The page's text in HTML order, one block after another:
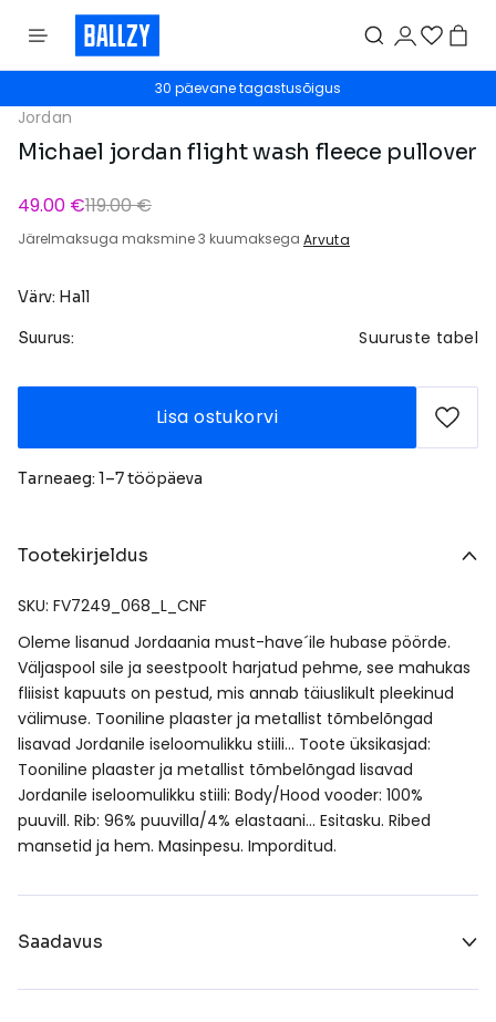
30 päevane tagastusõigus
Jordan
Michael jordan flight wash fleece pullover
49.00 €119.00 €
Järelmaksuga maksmine 3 kuumaksega Arvuta
Värv: Hall
Suurus: Suuruste tabel
Lisa ostukorvi
Tarneaeg: 1–7 tööpäeva
Tootekirjeldus
SKU: FV7249_068_L_CNF
Oleme lisanud Jordaania must-have´ile hubase pöörde.
Väljaspool sile ja seestpoolt harjatud pehme, see mahukas
fliisist kapuuts on pestud, mis annab täiuslikult pleekinud
välimuse. Tooniline plaaster ja metallist tõmbelõngad
lisavad Jordanile iseloomulikku stiili… Toote üksikasjad:
Tooniline plaaster ja metallist tõmbelõngad lisavad
Jordanile iseloomulikku stiili: Body/Hood vooder: 100%
puuvill. Rib: 96% puuvilla/4% elastaani… Esitasku. Ribed
mansetid ja hem. Masinpesu. Imporditud.
Saadavus